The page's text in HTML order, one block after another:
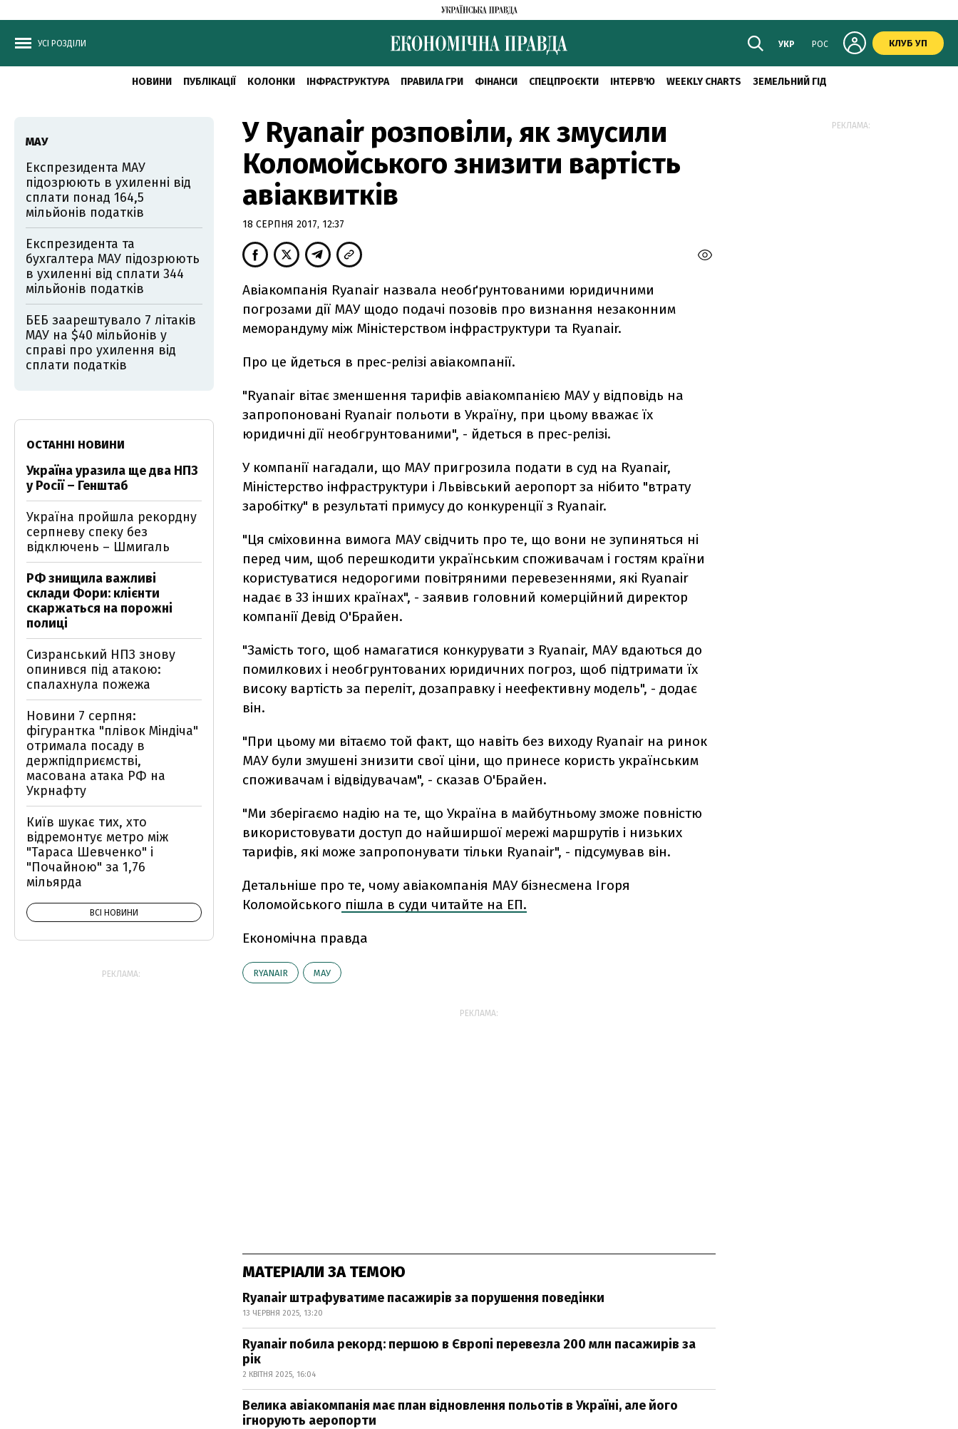
УСІ РОЗДІЛИ УКР РОС КЛУБ УП
НОВИНИ ПУБЛІКАЦІЇ КОЛОНКИ ІНФРАСТРУКТУРА ПРАВИЛА ГРИ ФІНАНСИ СПЕЦПРОЄКТИ ІНТЕРВ'Ю WEEKLY CHARTS ЗЕМЕЛЬНИЙ ГІД
У Ryanair розповіли, як змусили
Коломойського знизити вартість
авіаквитків
18 СЕРПНЯ 2017, 12:37
Авіакомпанія Ryanair назвала необґрунтованими юридичними
погрозами дії МАУ щодо подачі позовів про визнання незаконним
меморандуму між Міністерством інфраструктури та Ryanair.
Про це йдеться в прес-релізі авіакомпанії.
"Ryanair вітає зменшення тарифів авіакомпанією МАУ у відповідь на
запропоновані Ryanair польоти в Україну, при цьому вважає їх
юридичні дії необгрунтованими", - йдеться в прес-релізі.
У компанії нагадали, що МАУ пригрозила подати в суд на Ryanair,
Міністерство інфраструктури і Львівський аеропорт за нібито "втрату
заробітку" в результаті примусу до конкуренції з Ryanair.
"Ця сміховинна вимога МАУ свідчить про те, що вони не зупиняться ні
перед чим, щоб перешкодити українським споживачам і гостям країни
користуватися недорогими повітряними перевезеннями, які Ryanair
надає в 33 інших країнах", - заявив головний комерційний директор
компанії Девід О'Брайен.
"Замість того, щоб намагатися конкурувати з Ryanair, МАУ вдаються до
помилкових і необгрунтованих юридичних погроз, щоб підтримати їх
високу вартість за переліт, дозаправку і неефективну модель", - додає
він.
"При цьому ми вітаємо той факт, що навіть без виходу Ryanair на ринок
МАУ були змушені знизити свої ціни, що принесе користь українським
споживачам і відвідувачам", - сказав О'Брайен.
"Ми зберігаємо надію на те, що Україна в майбутньому зможе повністю
використовувати доступ до найширшої мережі маршрутів і низьких
тарифів, які може запропонувати тільки Ryanair", - підсумував він.
Детальніше про те, чому авіакомпанія МАУ бізнесмена Ігоря
Коломойського пішла в суди читайте на ЕП.
Економічна правда
RYANAIR МАУ
РЕКЛАМА:
МАТЕРІАЛИ ЗА ТЕМОЮ
Ryanair штрафуватиме пасажирів за порушення поведінки
13 ЧЕРВНЯ 2025, 13:20
Ryanair побила рекорд: першою в Європі перевезла 200 млн пасажирів за
рік
2 КВІТНЯ 2025, 16:04
Велика авіакомпанія має план відновлення польотів в Україні, але його
ігнорують аеропорти
МАУ
Експрезидента МАУ
підозрюють в ухиленні від
сплати понад 164,5
мільйонів податків
Експрезидента та
бухгалтера МАУ підозрюють
в ухиленні від сплати 344
мільйонів податків
БЕБ заарештувало 7 літаків
МАУ на $40 мільйонів у
справі про ухилення від
сплати податків
ОСТАННІ НОВИНИ
Україна уразила ще два НПЗ
у Росії – Генштаб
Україна пройшла рекордну
серпневу спеку без
відключень – Шмигаль
РФ знищила важливі
склади Фори: клієнти
скаржаться на порожні
полиці
Сизранський НПЗ знову
опинився під атакою:
спалахнула пожежа
Новини 7 серпня:
фігурантка "плівок Міндіча"
отримала посаду в
держпідприємстві,
масована атака РФ на
Укрнафту
Київ шукає тих, хто
відремонтує метро між
"Тараса Шевченко" і
"Почайною" за 1,76
мільярда
ВСІ НОВИНИ
РЕКЛАМА:
РЕКЛАМА: